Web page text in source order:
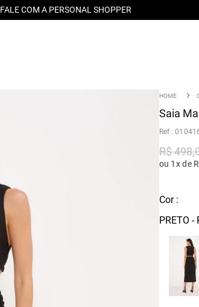
FALE COM A PERSONAL SHOPPER
Saia
:
R$498,
ou 1x de
Cor :
PRETO -